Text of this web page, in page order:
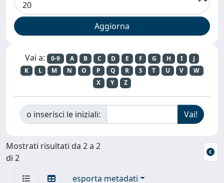
Vai a: 0-9 A B C D E F G H I
J
K
L M N O P Q R S T U V
W
X
Y Z
o inserisci le iniziali:
Mostrati risultati da 2 a 2
di 2
esporta metadati